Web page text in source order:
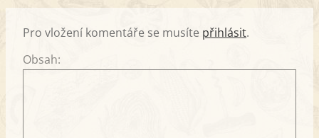
Pro vložení komentáře se musíte přihlásit.
Obsah: